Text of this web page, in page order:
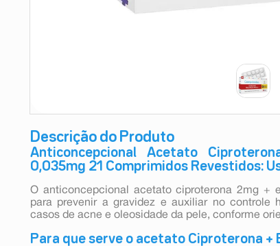
Descrição do Produto
Anticoncepcional Acetato
0,035mg 21 Comprimidos Revestidos:
O anticoncepcional acetato ciproterona 2mg +
para prevenir a gravidez e auxiliar no controle
casos de acne e oleosidade da pele, conforme
Para que serve o acetato Ciproterona +